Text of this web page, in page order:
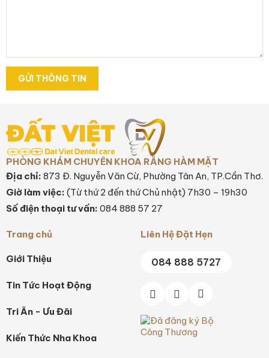
GỬI THÔNG TIN
PHÒNG KHÁM CHUYÊN KHOA RĂNG HÀM MẶT
Địa chỉ: 873 Đ. Nguyễn Văn Cừ, Phường Tân An, TP.Cần Thơ.
Giờ làm việc: (Từ thứ 2 đến thứ Chủ nhật) 7h30 – 19h30
Số điện thoại tư vấn: 084 888 57 27
Trang chủ
Giới Thiệu
Tin Tức Hoạt Động
Tri Ân - Ưu Đãi
Kiến Thức Nha Khoa
Liên Hệ Đặt Hẹn
084 888 5727